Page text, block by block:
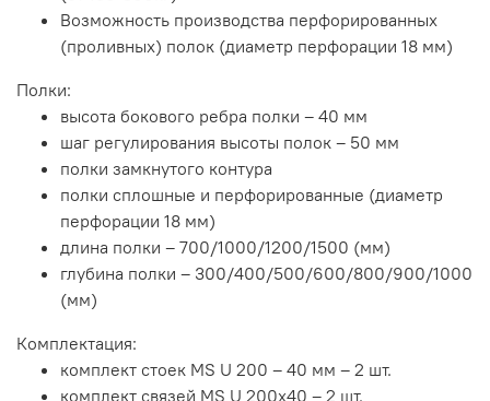
Возможность производства перфорированных
(проливных) полок (диаметр перфорации 18 мм)
Полки:
высота бокового ребра полки – 40 мм
шаг регулирования высоты полок – 50 мм
полки замкнутого контура
полки сплошные и перфорированные (диаметр
перфорации 18 мм)
длина полки – 700/1000/1200/1500 (мм)
глубина полки – 300/400/500/600/800/900/1000
(мм)
Комплектация:
комплект стоек MS U 200 – 40 мм – 2 шт.
комплект связей MS U 200x40 – 2 шт.